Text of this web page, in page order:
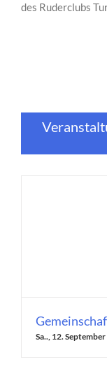
des Ruderclubs
Sa.., 12.